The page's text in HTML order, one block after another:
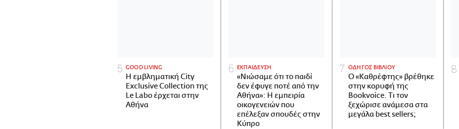
GOOD LIVING
Η εμβληματική City
Exclusive Collection της
Le Labo έρχεται στην
Αθήνα
ΕΚΠΑΙΔΕΥΣΗ
«Νιώσαμε ότι το παιδί
δεν έφυγε ποτέ από την
Αθήνα»: Η εμπειρία
οικογενειών που
επέλεξαν σπουδές στην
Κύπρο
ΟΔΗΓΟΣ ΒΙΒΛΙΟΥ
Ο «Καθρέφτης» βρέθηκε
στην κορυφή της
Bookvoice. Τι τον
ξεχώρισε ανάμεσα στα
μεγάλα best sellers;